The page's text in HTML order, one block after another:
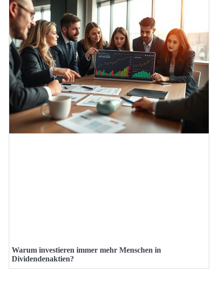
Warum investieren immer mehr Menschen in
Dividendenaktien?